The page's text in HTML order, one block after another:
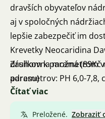
dravších obyvateľov
aj v spoločných
lepšie zabezpečiť im
Krevetky Neocaridina
druhom k parametrom
parametrov: PH 6,0-7,8,
teplota 17-28°C,
Zásilkovna možná (89Kč
adresu)
Čítať viac
Preložené. Zobraziť